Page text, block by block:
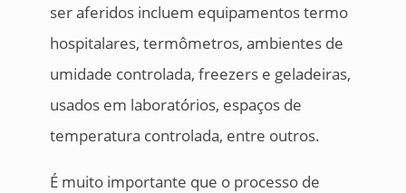
ser aferidos incluem equipamentos termo
hospitalares, termômetros, ambientes de
umidade controlada, freezers e geladeiras,
usados em laboratórios, espaços de
temperatura controlada, entre outros.
É muito importante que o processo de